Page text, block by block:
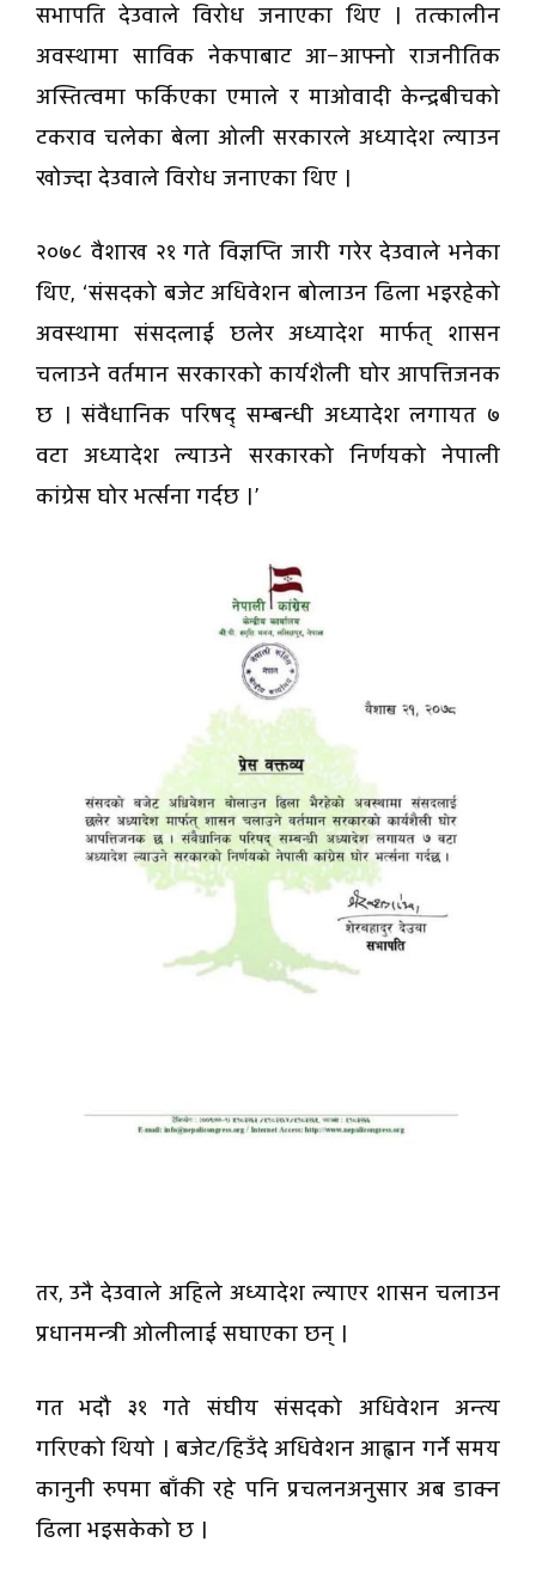
सभापति देउवाले विरोध जनाएका थिए । तत्कालीन
अवस्थामा साविक नेकपाबाट आ–आफ्नो राजनीतिक
अस्तित्वमा फर्किएका एमाले र माओवादी केन्द्रबीचको
टकराव चलेका बेला ओली सरकारले अध्यादेश ल्याउन
खोज्दा देउवाले विरोध जनाएका थिए ।
२०७८ वैशाख २१ गते विज्ञप्ति जारी गरेर देउवाले भनेका
थिए, ‘संसदको बजेट अधिवेशन बोलाउन ढिला भइरहेको
अवस्थामा संसदलाई छलेर अध्यादेश मार्फत् शासन
चलाउने वर्तमान सरकारको कार्यशैली घोर आपत्तिजनक
छ । संवैधानिक परिषद् सम्बन्धी अध्यादेश लगायत ७
वटा अध्यादेश ल्याउने सरकारको निर्णयको नेपाली
कांग्रेस घोर भर्त्सना गर्दछ ।’
तर, उनै देउवाले अहिले अध्यादेश ल्याएर शासन चलाउन
प्रधानमन्त्री ओलीलाई सघाएका छन् ।
गत भदौ ३१ गते संघीय संसदको अधिवेशन अन्त्य
गरिएको थियो । बजेट/हिउँदे अधिवेशन आह्वान गर्ने समय
कानुनी रुपमा बाँकी रहे पनि प्रचलनअनुसार अब डाक्न
ढिला भइसकेको छ ।